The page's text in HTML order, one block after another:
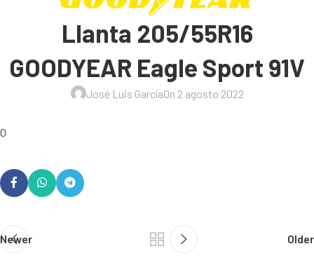
Llanta 205/55R16
GOODYEAR Eagle Sport 91V
José Luis GarcíaOn 2 agosto 2022
0
Newer Older